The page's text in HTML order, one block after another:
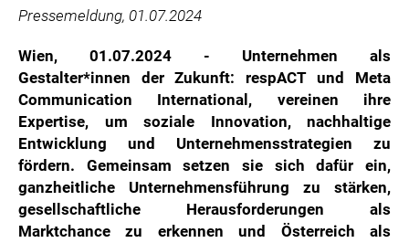
ONKYO
ZOOPLUS
RABEA ROGGE
SWITCHBOT
SUPERUM
MEDIA
PRESSEBILDER
Pressemeldung, 01.07.2024
Wien, 01.07.2024 - Unternehmen als
Gestalter*innen der Zukunft: respACT und Meta
Communication International, vereinen ihre
Expertise, um soziale Innovation, nachhaltige
Entwicklung und Unternehmensstrategien zu
fördern. Gemeinsam setzen sie sich dafür ein,
ganzheitliche Unternehmensführung zu stärken,
gesellschaftliche Herausforderungen als
Marktchance zu erkennen und Österreich als